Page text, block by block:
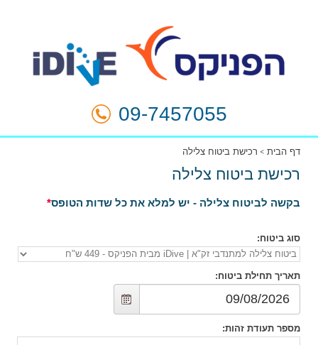
09-7457055
דף הבית רכישת ביטוח צלילה
רכישת ביטוח צלילה
בקשה לביטוח צלילה - יש למלא את כל שדות הטופס
סוג ביטוח:
תאריך תחילת ביטוח:
מספר תעודת זהות: